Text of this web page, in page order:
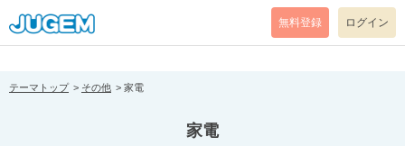
[pear_error: message="Success" code=0 mode=return level=notice
prefix="" info=""]
無料登録 ログイン
テーマトップ その他 家電
家電